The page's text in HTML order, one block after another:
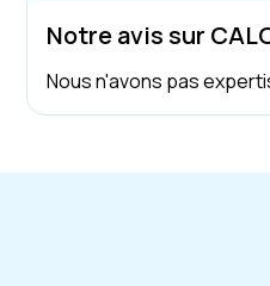
Notre avis sur
Nous n'avons pas